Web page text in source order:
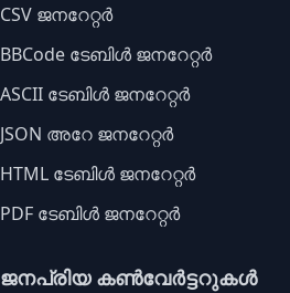
CSV ജനറേറ്റർ
BBCode ടേബിൾ ജനറേറ്റർ
ASCII ടേബിൾ ജനറേറ്റർ
JSON അറേ ജനറേറ്റർ
HTML ടേബിൾ ജനറേറ്റർ
PDF ടേബിൾ ജനറേറ്റർ
ജനപ്രിയ കൺവേർട്ടറുകൾ